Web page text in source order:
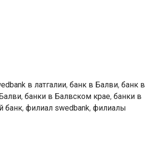
в латгалии, банк в Балви, банк в
, банки в Балвском крае, банки в
банк, филиал swedbank, филиалы